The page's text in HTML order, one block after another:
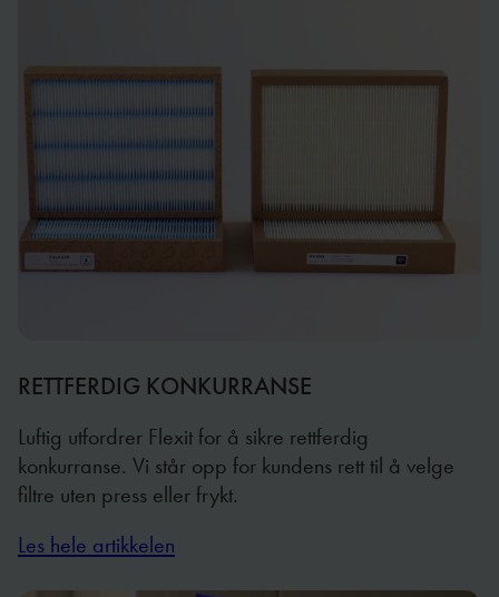
RETTFERDIG KONKURRANSE
Luftig utfordrer Flexit for å sikre rettferdig
konkurranse. Vi står opp for kundens rett til å velge
filtre uten press eller frykt.
Les hele artikkelen